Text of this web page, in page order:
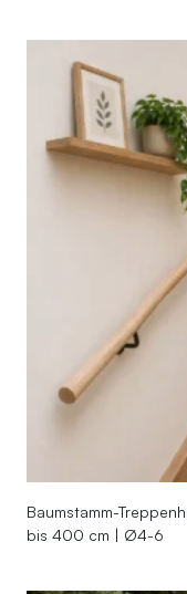
Baumstamm-
bis 400 cm | Ø4-6